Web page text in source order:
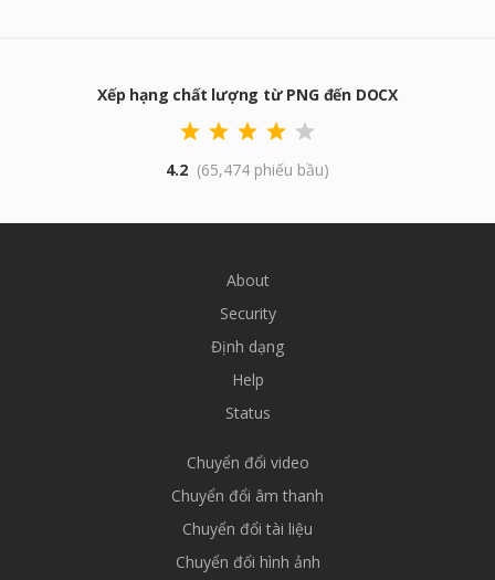
Xếp hạng chất lượng từ PNG đến DOCX
4.2 (65,474 phiếu bầu)
About
Security
Định dạng
Help
Status
Chuyển đổi video
Chuyển đổi âm thanh
Chuyển đổi tài liệu
Chuyển đổi hình ảnh